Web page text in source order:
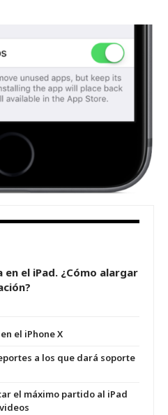
en el iPad. ¿Cómo alargar
el iPhone X
a los que dará soporte
el máximo partido al iPad